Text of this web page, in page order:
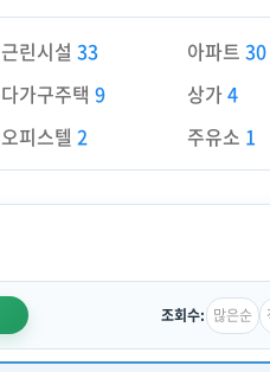
근린시설 33 아파트30
다가구주택 9 상가4
오피스텔 2 주유소 1
조회수: 많은순